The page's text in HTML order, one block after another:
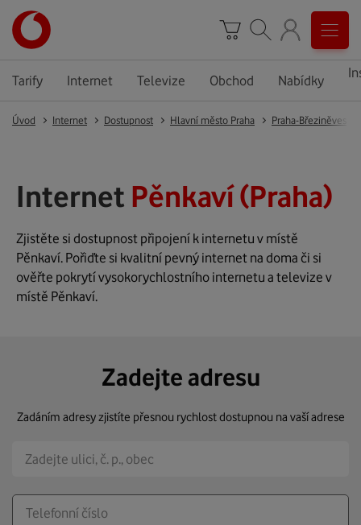
Tarify Internet Televize Obchod Nabídky
Úvod Internet Dostupnost Hlavní město Praha Praha-Březiněves
Internet Pěnkaví (Praha)
Zjistěte si dostupnost připojení k internetu v místě
Pěnkaví. Pořiďte si kvalitní pevný internet na doma či si
ověřte pokrytí vysokorychlostního internetu a televize v
místě Pěnkaví.
Zadejte adresu
Zadáním adresy zjistíte přesnou rychlost dostupnou na vaší adrese